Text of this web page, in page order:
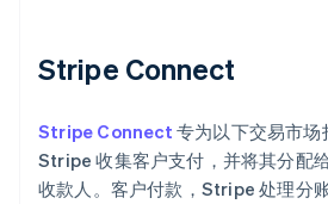
Stripe Connect
Stripe Connect 专为以下交易市场
Stripe 收集客户支付，并将其分配
收款人。客户付款，Stripe 处理分